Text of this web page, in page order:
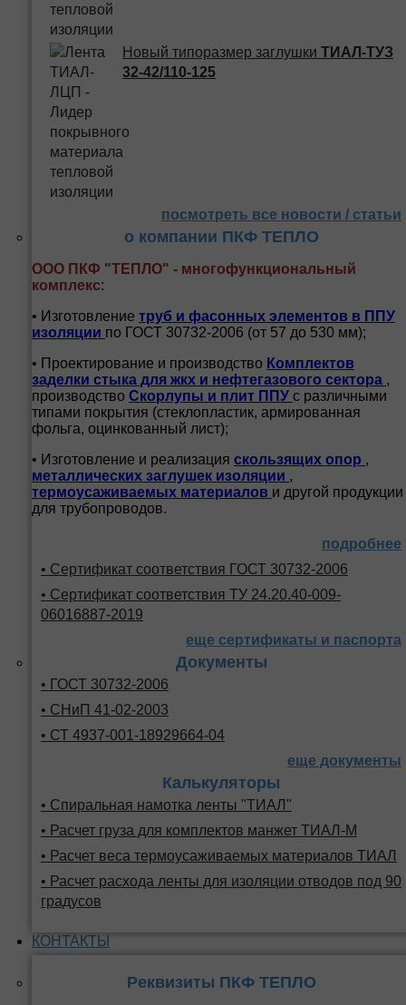
Новый типоразмер заглушки ТИАЛ-ТУЗ
32-42/110-125
посмотреть все новости / статьи
о компании ПКФ ТЕПЛО
ООО ПКФ "ТЕПЛО" - многофункциональный
комплекс:
• Изготовление труб и фасонных элементов в ППУ
изоляции по ГОСТ 30732-2006 (от 57 до 530 мм);
• Проектирование и производство Комплектов
заделки стыка для жкх и нефтегазового сектора ,
производство Скорлупы и плит ППУ с различными
типами покрытия (стеклопластик, армированная
фольга, оцинкованный лист);
• Изготовление и реализация скользящих опор ,
металлических заглушек изоляции ,
термоусаживаемых материалов и другой продукции
для трубопроводов.
подробнее
• Сертификат соответствия ГОСТ 30732-2006
• Сертификат соответствия ТУ 24.20.40-009-
06016887-2019
еще сертификаты и паспорта
Документы
• ГОСТ 30732-2006
• СНиП 41-02-2003
• СТ 4937-001-18929664-04
еще документы
Калькуляторы
• Спиральная намотка ленты "ТИАЛ"
• Расчет груза для комплектов манжет ТИАЛ-М
• Расчет веса термоусаживаемых материалов ТИАЛ
• Расчет расхода ленты для изоляции отводов под 90
градусов
КОНТАКТЫ
Реквизиты ПКФ ТЕПЛО